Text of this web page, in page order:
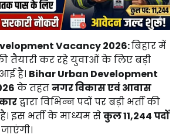
Vacancy 2026:बिहार में
तैयारी कर रहे युवाओं के लिए बड़ी
है। Bihar Urban Development
के तहतनगर विकास एवं आवास
द्वारा विभिन्न पदों पर बड़ी भर्ती की
इस भर्ती के माध्यम सेकुल 11,244 पदों